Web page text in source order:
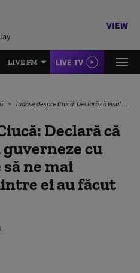
VIEW
LIVE FM LIVE TV
Tudose despre Ciucă: Declară că visul liberal e să guverneze cu USR. Nu trebuie să ne mai întrebăm care dintre ei au făcut țăndări tot
Declară că
cu
ne mai
ei au făcut